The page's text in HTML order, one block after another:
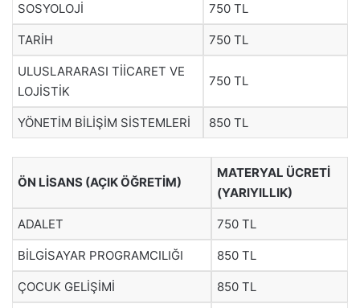
SOSYOLOJİ 750 TL
TARİH 750 TL
ULUSLARARASI TİİCARET VE
LOJİSTİK
750 TL
YÖNETİM BİLİŞİM SİSTEMLERİ 850 TL
ÖN LİSANS (AÇIK ÖĞRETİM)
MATERYAL ÜCRETİ
(YARIYILLIK)
ADALET 750 TL
BİLGİSAYAR PROGRAMCILIĞI 850 TL
ÇOCUK GELİŞİMİ 850 TL